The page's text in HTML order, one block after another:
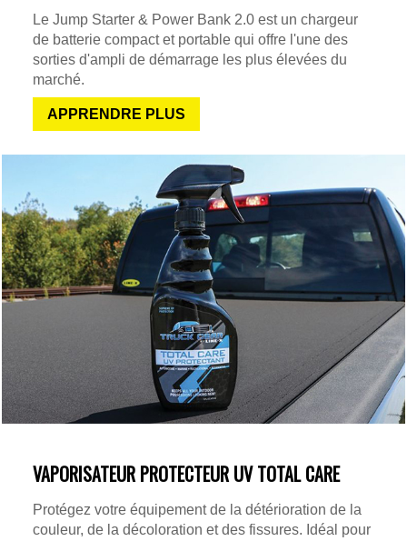
Le Jump Starter & Power Bank 2.0 est un chargeur
de batterie compact et portable qui offre l'une des
sorties d'ampli de démarrage les plus élevées du
marché.
APPRENDRE PLUS
VAPORISATEUR PROTECTEUR UV TOTAL CARE
Protégez votre équipement de la détérioration de la
couleur, de la décoloration et des fissures. Idéal pour